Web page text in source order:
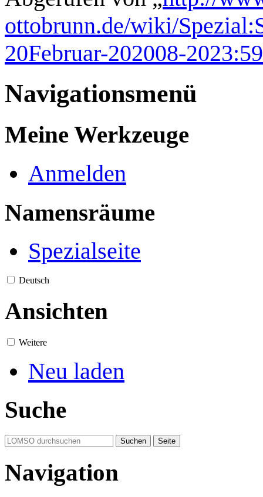
ottobrunn.de/wiki/
20Februar-202008-
Navigationsmenü
Meine Werkzeuge
Anmelden
Namensräume
Spezialseite
Deutsch
Ansichten
Weitere
Neu laden
Suche
Navigation